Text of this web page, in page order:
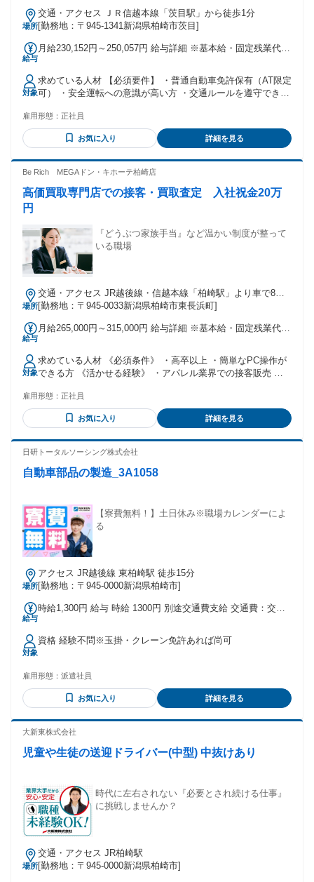
場所
交通・アクセス ＪＲ信越本線「茨目駅」から徒歩1分
[勤務地：〒945-1341新潟県柏崎市茨目]
給与
月給230,152円～250,057円 給与詳細 ※基本給・固定残業代・
定残業代：あり 1ヶ月あたり3万352円 〜 3万2977円（固定残
業時間：1ヶ月あたり21時間） 固定残業時間を超えた勤務時
間については別途残業代を支給する 【一律手当】 全員に一律
で支払われる通勤・皆勤・家族手当金額：なし 全員に一律で
万2680円 賞与(年2回)/前年実績2か月分 昇給
対象
求めている人材 【必須要件】 ・普通自動車免許保有（AT限定
可） ・安全運転への意識が高い方 ・交通ルールを遵守できる
免許保有者 ・コンビニ配送の経験 ・工場間輸送の経験 ・長
距離運転の経験 ・ルート配送の経験 ・食品配送の経験 【求
める人物像】 ・地道にコツコツと業務に取り組める方 ・決め
据えて働きたい方 ・責任感を持って業務に取り組める方 ・困
由：あり（例外事由1号・60歳未満（定年のため））
雇用形態： 正社員
お気に入り 詳細を見る
Be Rich MEGAドン・キホーテ柏崎店
高価買取専門店での接客・買取査定 入社祝金20万
円
『どうぶつ家族手当』など温かい制度が整って
いる職場
場所
交通・アクセス JR越後線・信越本線「柏崎駅」より車で8分
＊MEGAドン・キホーテ柏崎内
[勤務地：〒945-0033新潟県柏崎市東長浜町]
給与
月給265,000円～315,000円 給与詳細 ※基本給・固定残業代の
あり 1ヶ月あたり5万2000円（固定残業時間：1ヶ月あたり22
時間） 固定残業時間を超えた勤務時間については別途残業代
を支給する 【一律手当】 全員に一律で支払われる通勤・皆
勤・家族手当金額：なし 全員に一律で支払われるその他手当
ンセンティブ支給あり！ 成果をしっかり評価される環境です
◎
対象
求めている人材 《必須条件》 ・高卒以上 ・簡単なPC操作が
できる方 《活かせる経験》 ・アパレル業界での接客販売 ・
トの運営 ・オークションやフリマアプリへの出品 ・市場調査
の業務経験 ・コンサルティング営業経験 ハローワークなどで
お仕事お探し中の方も ぜひお気軽にご応募ください！ ＼＼
・声や笑顔を褒められたことがある方 ・個性を活かした仕事
や販売業を活かして働きたい方 ・ノルマに追われず接客職を
雇用形態： 正社員
お気に入り 詳細を見る
日研トータルソーシング株式会社
自動車部品の製造_3A1058
【寮費無料！】土日休み※職場カレンダーによ
る
場所
アクセス JR越後線 東柏崎駅 徒歩15分
[勤務地：〒945-0000新潟県柏崎市]
給与
時給1,300円 給与 時給 1300円 別途交通費支給 交通費：交通
対象
資格 経験不問※玉掛・クレーン免許あれば尚可
雇用形態： 派遣社員
お気に入り 詳細を見る
大新東株式会社
児童や生徒の送迎ドライバー(中型) 中抜けあり
時代に左右されない『必要とされ続ける仕事』
に挑戦しませんか？
場所
交通・アクセス JR柏崎駅
[勤務地：〒945-0000新潟県柏崎市]